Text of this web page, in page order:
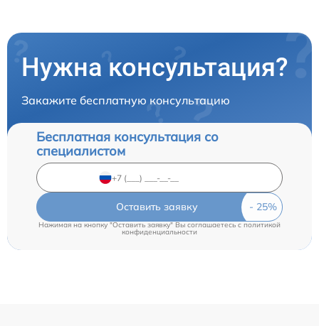
Нужна консультация?
Закажите бесплатную консультацию
Бесплатная консультация со
специалистом
Оставить заявку
Нажимая на кнопку "Оставить заявку" Вы соглашаетесь c политикой
конфиденциальности